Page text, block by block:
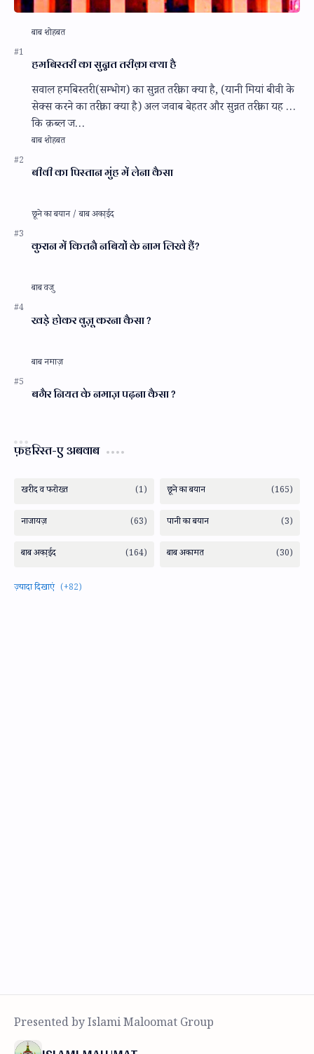
हमबिस्तरी का सुन्नत तरीक़ा क्या है
सवाल हमबिस्तरी (सम्भोग) का सुन्नत तरीक़ा क्या है, (यानी मियां बीवी के
सेक्स करने का तरीक़ा क्या है) अल जवाब बेहतर और सुन्नत तरीक़ा यह है
कि क़ब्ल ज…
बीवी का पिस्तान मुंह में लेना कैसा
कुरान में कितनै नबियों के नाम लिखे हैं?
खड़े होकर वुज़ू करना कैसा ?
बगैर नियत के नमाज़ पढ़ना कैसा ?
फ़हरिस्त-ए अबवाब